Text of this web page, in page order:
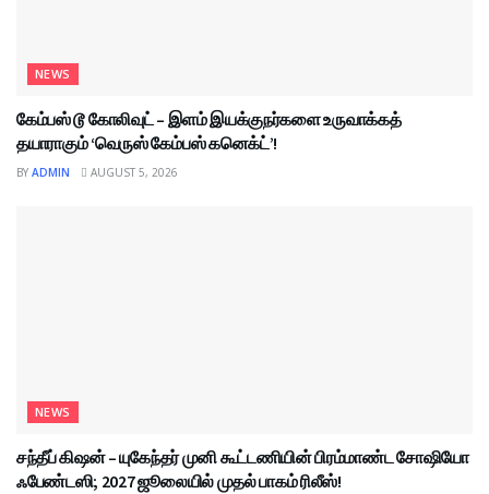
NEWS
கேம்பஸ் டூ கோலிவுட் – இளம் இயக்குநர்களை உருவாக்கத்
தயாராகும் ‘வெருஸ் கேம்பஸ் கனெக்ட்’!
BY ADMIN AUGUST 5, 2026
NEWS
சந்தீப் கிஷன் – யுகேந்தர் முனி கூட்டணியின் பிரம்மாண்ட சோஷியோ
ஃபேண்டஸி; 2027 ஜூலையில் முதல் பாகம் ரிலீஸ்!